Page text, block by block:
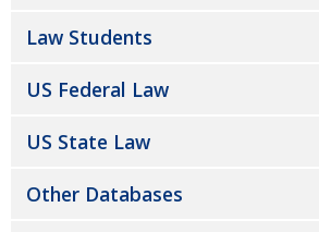
Law Students
US Federal Law
US State Law
Other Databases